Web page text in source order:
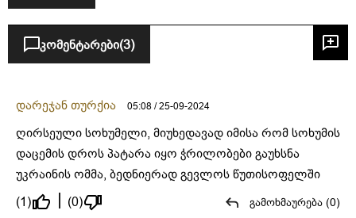
კომენტარები(3)
დარეჯან თურქია 05:08 / 25-09-2024
ღირსეული სოხუმელი, მიუხედავად იმისა რომ სოხუმის
დაცემის დროს პატარა იყო ჭრილობები გაუხსნა
უკრაინის ომმა, ბედნიერად გევლოს წუთისოფელში
(1)
(0) გამოხმაურება (0)